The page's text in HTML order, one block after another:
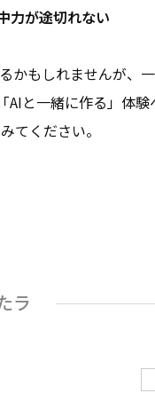
力が途切れない
かもしれませんが、
AIと一緒に作る」体
てください。
ラ